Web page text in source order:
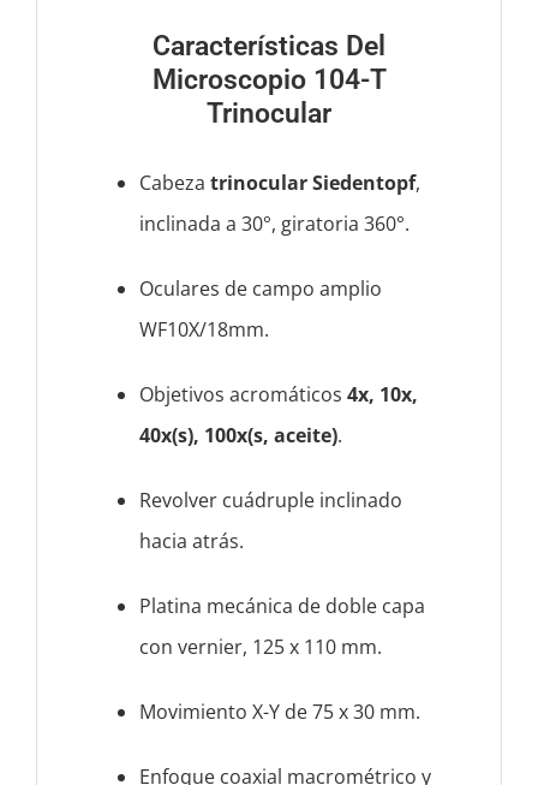
Características Del
Microscopio 104-T
Trinocular
Cabezatrinocular Siedentopf,
inclinada a 30°, giratoria 360°.
Oculares de campo amplio
WF10X/18mm.
Objetivos acromáticos4x, 10x,
40x(s), 100x(s, aceite).
Revolver cuádruple inclinado
hacia atrás.
Platina mecánica de doble capa
con vernier, 125 x 110 mm.
Movimiento X-Y de 75 x 30 mm.
Enfoque coaxial macrométrico y